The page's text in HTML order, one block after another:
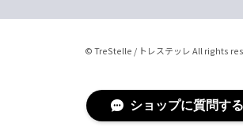
© TreStelle / トレステッレ All rights
ショップに質問する